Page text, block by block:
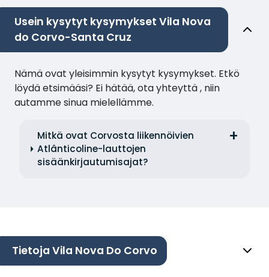
Usein kysytyt kysymykset Vila Nova
do Corvo-Santa Cruz
Nämä ovat yleisimmin kysytyt kysymykset. Etkö
löydä etsimääsi? Ei hätää, ota yhteyttä , niin
autamme sinua mielellämme.
Mitkä ovat Corvosta liikennöivien
Atlânticoline-lauttojen
sisäänkirjautumisajat?
Tietoja Vila Nova Do Corvo